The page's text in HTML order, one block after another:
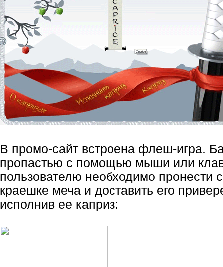
В промо-сайт встроена флеш-игра.
пропастью с помощью мыши или
пользователю необходимо пронести
краешке меча и доставить его
исполнив ее каприз: